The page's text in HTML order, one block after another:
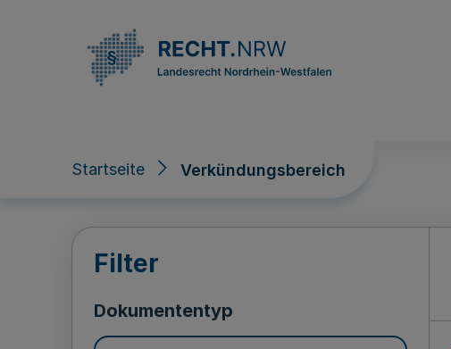
Startseite Verkündungsbereich
Verkündungsbereich
Filter
Dokumententyp